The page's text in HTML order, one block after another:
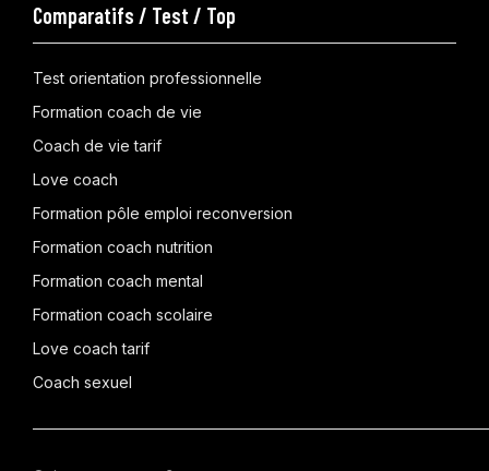
Comparatifs / Test / Top
Test orientation professionnelle
Formation coach de vie
Coach de vie tarif
Love coach
Formation pôle emploi reconversion
Formation coach nutrition
Formation coach mental
Formation coach scolaire
Love coach tarif
Coach sexuel